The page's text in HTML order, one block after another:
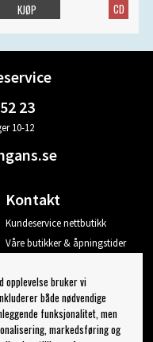
CD
KJØP
23
10-12
Kontakt
Kundeservice nettbutikk
Våre butikker & åpningstider
Logg ut
opplevelse bruker vi
både nødvendige
funksjonalitet, men
markedsføring og